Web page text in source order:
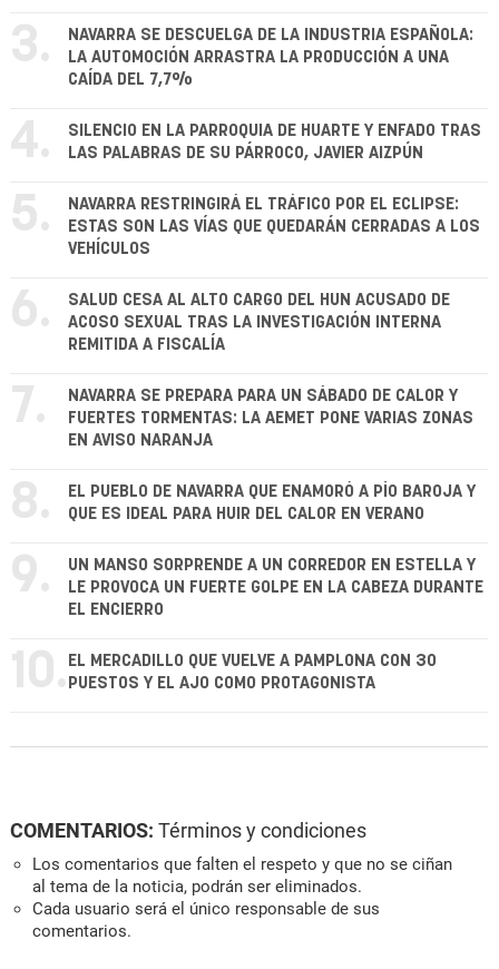
3.
NAVARRA SE DESCUELGA DE LA INDUSTRIA ESPAÑOLA:
LA AUTOMOCIÓN ARRASTRA LA PRODUCCIÓN A UNA
CAÍDA DEL 7,7%
4.
SILENCIO EN LA PARROQUIA DE HUARTE Y ENFADO TRAS
LAS PALABRAS DE SU PÁRROCO, JAVIER AIZPÚN
5.
NAVARRA RESTRINGIRÁ EL TRÁFICO POR EL ECLIPSE:
ESTAS SON LAS VÍAS QUE QUEDARÁN CERRADAS A LOS
VEHÍCULOS
6.
SALUD CESA AL ALTO CARGO DEL HUN ACUSADO DE
ACOSO SEXUAL TRAS LA INVESTIGACIÓN INTERNA
REMITIDA A FISCALÍA
7.
NAVARRA SE PREPARA PARA UN SÁBADO DE CALOR Y
FUERTES TORMENTAS: LA AEMET PONE VARIAS ZONAS
EN AVISO NARANJA
8.
EL PUEBLO DE NAVARRA QUE ENAMORÓ A PÍO BAROJA Y
QUE ES IDEAL PARA HUIR DEL CALOR EN VERANO
9.
UN MANSO SORPRENDE A UN CORREDOR EN ESTELLA Y
LE PROVOCA UN FUERTE GOLPE EN LA CABEZA DURANTE
EL ENCIERRO
10. EL MERCADILLO QUE VUELVE A PAMPLONA CON 30
PUESTOS Y EL AJO COMO PROTAGONISTA
COMENTARIOS: Términos y condiciones
Los comentarios que falten el respeto y que no se ciñan
al tema de la noticia, podrán ser eliminados.
Cada usuario será el único responsable de sus
comentarios.